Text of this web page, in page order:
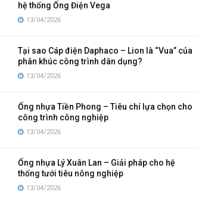
hệ thống Ống Điện Vega
13/04/2026
Tại sao Cáp điện Daphaco – Lion là “Vua” của
phân khúc công trình dân dụng?
13/04/2026
Ống nhựa Tiền Phong – Tiêu chí lựa chọn cho
công trình công nghiệp
13/04/2026
Ống nhựa Lý Xuân Lan – Giải pháp cho hệ
thống tưới tiêu nông nghiệp
13/04/2026